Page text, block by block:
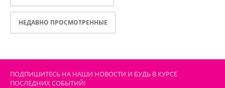
НЕДАВНО ПРОСМОТРЕННЫЕ
ПОДПИШИТЕСЬ НА НАШИ НОВОСТИ И БУДЬ В КУРСЕ
ПОСЛЕДНИХ СОБЫТИЙ!